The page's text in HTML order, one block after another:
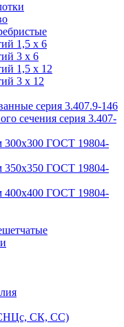
1,5 x 6
3 x 6
1,5 x 12
3 x 12
серия 3.407.9-146
сечения серия 3.407-
300х300 ГОСТ 19804-
350х350 ГОСТ 19804-
400х400 ГОСТ 19804-
СК, СС)